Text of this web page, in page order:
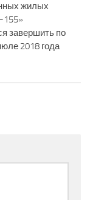
жилых
завершить по
2018 года